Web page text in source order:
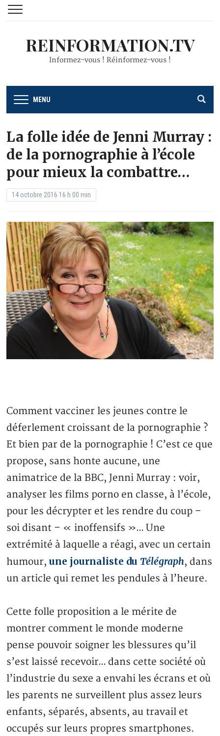
REINFORMATION.TV
Informez-vous ! Réinformez-vous !
MENU
La folle idée de Jenni Murray :
de la pornographie à l’école
pour mieux la combattre…
14 octobre 2016 16 h 00 min
Comment vacciner les jeunes contre le
déferlement croissant de la pornographie ?
Et bien par de la pornographie ! C’est ce que
propose, sans honte aucune, une
animatrice de la BBC, Jenni Murray : voir,
analyser les films porno en classe, à l’école,
pour les décrypter et les rendre du coup –
soi disant – « inoffensifs »… Une
extrémité à laquelle a réagi, avec un certain
humour,une journaliste du Télégraph, dans
un article qui remet les pendules à l’heure.
Cette folle proposition a le mérite de
montrer comment le monde moderne
pense pouvoir soigner les blessures qu’il
s’est laissé recevoir… dans cette société où
l’industrie du sexe a envahi les écrans et où
les parents ne surveillent plus assez leurs
enfants, séparés, absents, au travail et
occupés sur leurs propres smartphones.